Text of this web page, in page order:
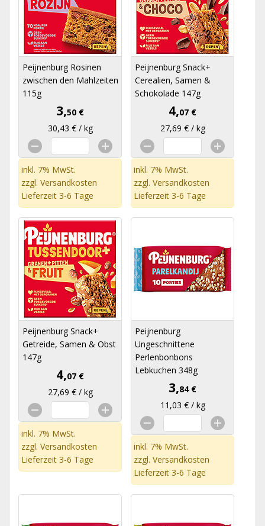
Peijnenburg Rosinen
zwischen den Mahlzeiten
115g
3,50 €
30,43 € / kg
inkl. 7% MwSt.
zzgl. Versandkosten
Lieferzeit 3-6 Tage
Peijnenburg Snack+
Cerealien, Samen &
Schokolade 147g
4,07 €
27,69 € / kg
inkl. 7% MwSt.
zzgl. Versandkosten
Lieferzeit 3-6 Tage
Peijnenburg Snack+
Getreide, Samen & Obst
147g
4,07 €
27,69 € / kg
inkl. 7% MwSt.
zzgl. Versandkosten
Lieferzeit 3-6 Tage
Peijnenburg
Ungeschnittene
Perlenbonbons
Lebkuchen 348g
3,84 €
11,03 € / kg
inkl. 7% MwSt.
zzgl. Versandkosten
Lieferzeit 3-6 Tage